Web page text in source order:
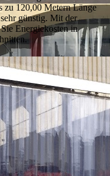
zu 120,00 Metern Länge
günstig. Mit der
Energiekosten in